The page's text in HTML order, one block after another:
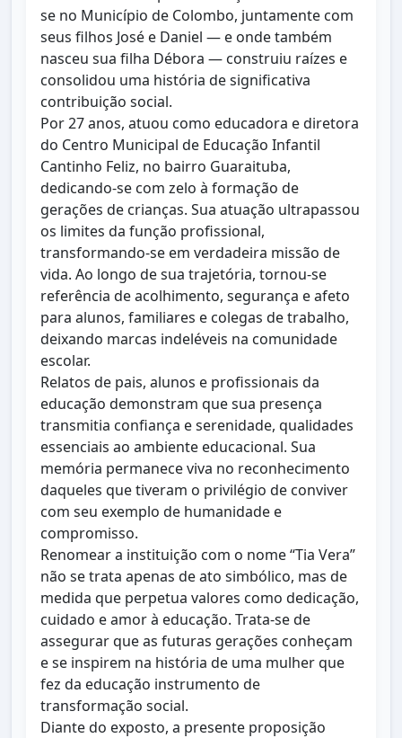
se no Município de Colombo, juntamente com
seus filhos José e Daniel — e onde também
nasceu sua filha Débora — construiu raízes e
consolidou uma história de significativa
contribuição social.
Por 27 anos, atuou como educadora e diretora
do Centro Municipal de Educação Infantil
Cantinho Feliz, no bairro Guaraituba,
dedicando-se com zelo à formação de
gerações de crianças. Sua atuação ultrapassou
os limites da função profissional,
transformando-se em verdadeira missão de
vida. Ao longo de sua trajetória, tornou-se
referência de acolhimento, segurança e afeto
para alunos, familiares e colegas de trabalho,
deixando marcas indeléveis na comunidade
escolar.
Relatos de pais, alunos e profissionais da
educação demonstram que sua presença
transmitia confiança e serenidade, qualidades
essenciais ao ambiente educacional. Sua
memória permanece viva no reconhecimento
daqueles que tiveram o privilégio de conviver
com seu exemplo de humanidade e
compromisso.
Renomear a instituição com o nome “Tia Vera”
não se trata apenas de ato simbólico, mas de
medida que perpetua valores como dedicação,
cuidado e amor à educação. Trata-se de
assegurar que as futuras gerações conheçam
e se inspirem na história de uma mulher que
fez da educação instrumento de
transformação social.
Diante do exposto, a presente proposição